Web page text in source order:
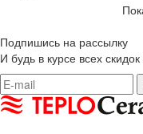
Подпишись на рассылку
И будь в курсе всех